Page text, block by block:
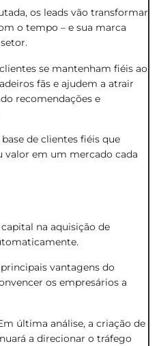
os leads vão transformar
o tempo – e sua marca
se mantenham fiéis ao
fãs e ajudem a atrair
recomendações e
de clientes fiéis que
valor em um mercado cada
na aquisição de
vantagens do
os empresários a
última análise, a criação de
a direcionar o tráfego